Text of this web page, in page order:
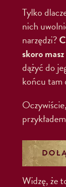
Tylko
nich
narzędzi?
skoro
dążyć do
końcu tam
Widzę, że